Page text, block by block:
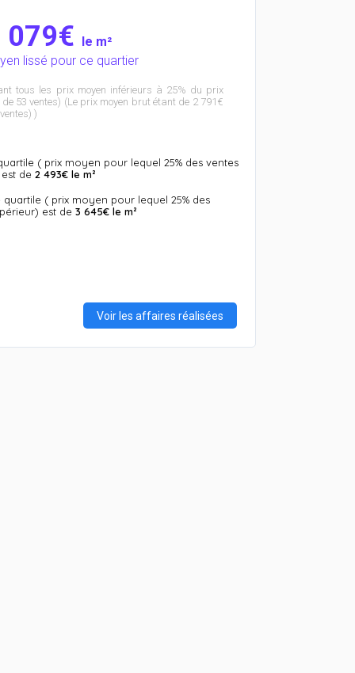
079€ le m²
lissé pour ce quartier
tous les prix moyen inférieurs à 25% du prix
53 ventes) (Le prix moyen brut étant de 2 791€
)
( prix moyen pour lequel 25% des ventes
de 2 493€ le m²
( prix moyen pour lequel 25% des
est de 3 645€ le m²
Voir les affaires réalisées